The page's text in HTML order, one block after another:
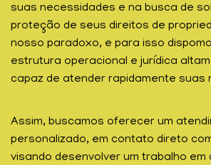
suas necessidades e na busca de
proteção de seus direitos de
nosso paradoxo, e para isso
estrutura operacional e jurídica
capaz de atender rapidamente suas
Assim, buscamos oferecer um
personalizado, em contato direto
visando desenvolver um trabalho em